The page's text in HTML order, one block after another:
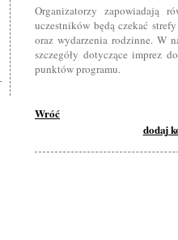
Organizatorzy zapowiadają
uczestników będą czekać
oraz wydarzenia rodzinne. W
szczegóły dotyczące imprez
punktów programu.
Wróć
dodaj